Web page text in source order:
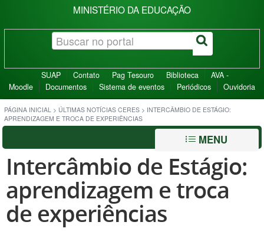
MINISTÉRIO DA EDUCAÇÃO
SUAP Contato Pag Tesouro Biblioteca
AVA -
Moodle
Documentos Sistema de eventos Periódicos Ouvidoria
PÁGINA INICIAL > ÚLTIMAS NOTÍCIAS CERES > INTERCÂMBIO DE ESTÁGIO:
APRENDIZAGEM E TROCA DE EXPERIÊNCIAS
MENU
Intercâmbio de Estágio:
aprendizagem e troca
de experiências